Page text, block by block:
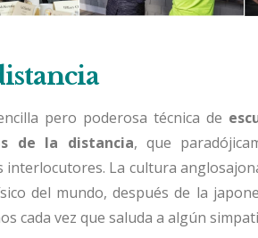
pero poderosa técnica de
de la distancia, que
interlocutores. La cultura
del mundo, después de la
cada vez que saluda a algún